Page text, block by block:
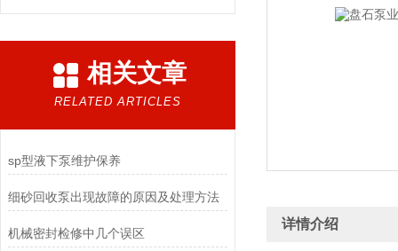
相关文章
RELATED ARTICLES
sp型液下泵维护保养
细砂回收泵出现故障的原因及处理方法
机械密封检修中几个误区
详情介绍